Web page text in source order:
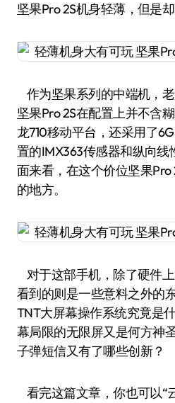
坚果Pro 2S机身轻薄，但是却
作为坚果系列的中端机，
坚果Pro 2S在配置上并不含
龙710移动平台，还采用了
置的IMX363传感器和纵向
面来看，在这个价位坚果
的地方。
对于这部手机，除了硬件
看到的则是一些意料之外的
TNT大屏幕操作系统究竟是
幕局限的无限屏又是何方神
子弹短信又有了哪些创新？
看完这篇文章，你也可以“